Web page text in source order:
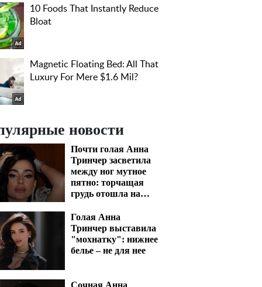
новости
Почти голая Анна
Тринчер засветила
между ног мутное
пятно: торчащая
грудь отошла на
Голая Анна
Тринчер выставила
"мохнатку": нижнее
белье – не для нее
Сочная Анна